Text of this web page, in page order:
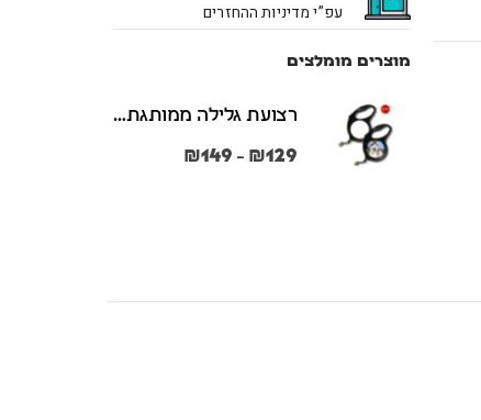
עפ”י מדיניות ההחזרים
מוצרים מומלצים
רצועת גלילה ממותגת משני הצדדים צבע שחור במידות S + M
₪129
–
₪149